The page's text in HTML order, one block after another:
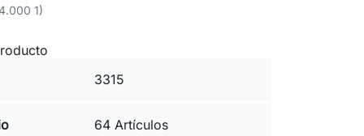
1)
3315
64 Artículos